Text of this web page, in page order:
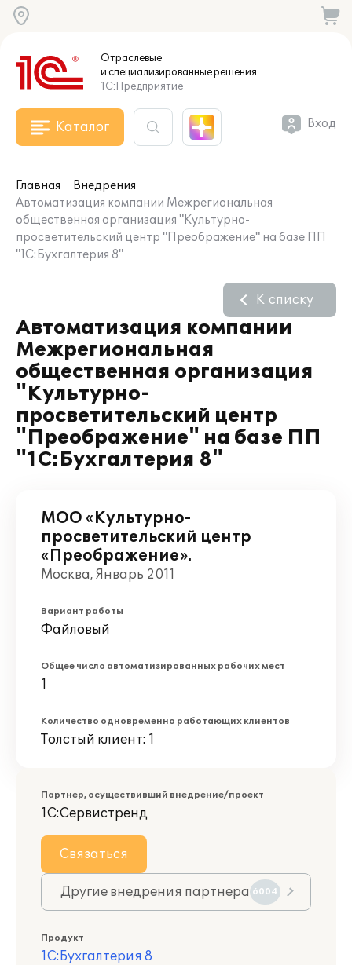
Отраслевые
и специализированныерешения
1С:Предприятие
Каталог Вход
Главная
Внедрения
Автоматизация компании Межрегиональная
общественная организация "Культурно-
просветительский центр "Преображение" на базе ПП
"1С:Бухгалтерия 8"
Автоматизация компании
Межрегиональная
общественная организация
"Культурно-
просветительский центр
"Преображение" на базе ПП
"1С:Бухгалтерия 8"
К списку
МОО «Культурно-
просветительский центр
«Преображение».
Москва, Январь 2011
Вариант работы
Файловый
Общее число автоматизированных рабочих мест
1
Количество одновременно работающих клиентов
Толстый клиент: 1
Партнер, осуществивший внедрение/проект
1С:Сервистренд
Связаться
Другие внедрения партнера 6004
Продукт
1С:Бухгалтерия 8